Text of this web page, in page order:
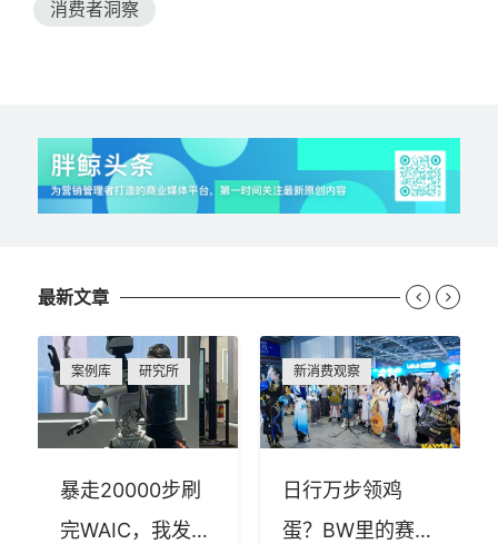
消费者洞察
最新文章
案例库 研究所
暴走20000步刷
完WAIC，我发现
新消费观察
日行万步领鸡
蛋？BW里的赛博
 